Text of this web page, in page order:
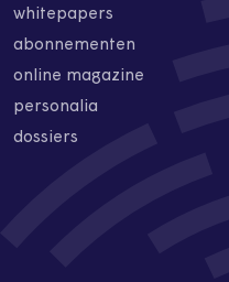
whitepapers
abonnementen
online magazine
personalia
dossiers